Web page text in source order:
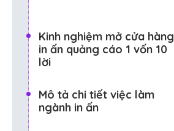
Kinh nghiệm mở cửa hàng
in ấn quảng cáo 1 vốn 10
lời
Mô tả chi tiết việc làm
ngành in ấn